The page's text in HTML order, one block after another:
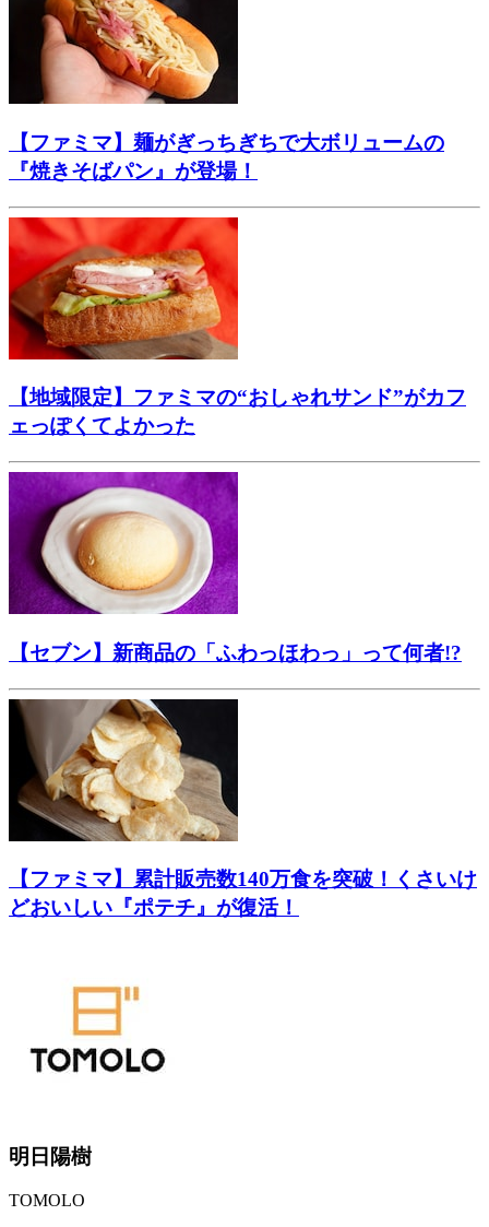
【ファミマ】麺がぎっちぎちで大ボリュームの
『焼きそばパン』が登場！
【地域限定】ファミマの“おしゃれサンド”がカフ
ェっぽくてよかった
【セブン】新商品の「ふわっほわっ」って何者!?
【ファミマ】累計販売数140万食を突破！くさいけ
どおいしい『ポテチ』が復活！
明日陽樹
TOMOLO